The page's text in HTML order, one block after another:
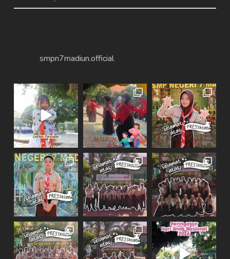
smpn7madiun.official